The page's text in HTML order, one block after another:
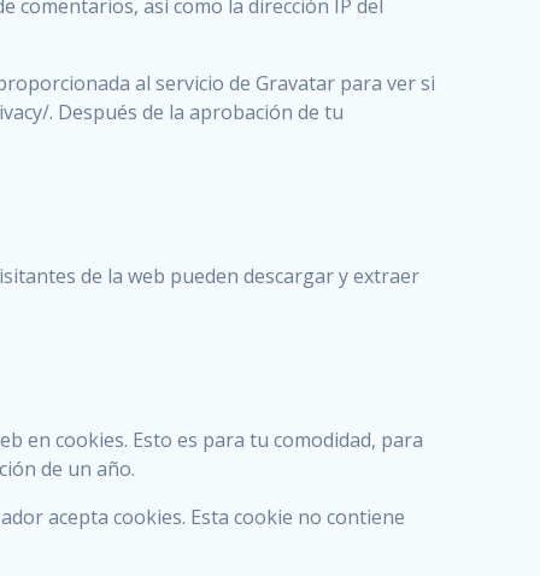
así como la dirección IP del
al servicio de Gravatar para ver si
. Después de la aprobación de tu
de la web pueden descargar y extraer
en cookies. Esto es para tu comodidad, para
de un año.
acepta cookies. Esta cookie no contiene